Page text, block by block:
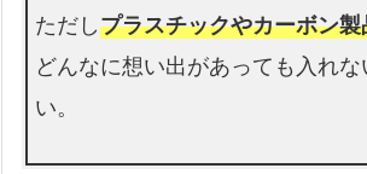
ただしプラスチックやカーボン
どんなに想い出があっても入れな
い。